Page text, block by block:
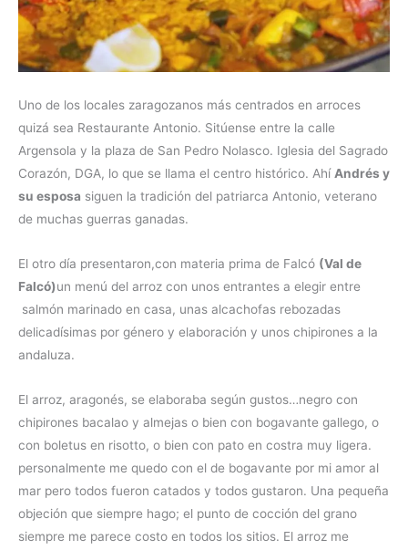
Uno de los locales zaragozanos más centrados en arroces
quizá sea Restaurante Antonio. Sitúense entre la calle
Argensola y la plaza de San Pedro Nolasco. Iglesia del Sagrado
Corazón, DGA, lo que se llama el centro histórico. Ahí Andrés y
su esposa siguen la tradición del patriarca Antonio, veterano
de muchas guerras ganadas.
El otro día presentaron,con materia prima de Falcó (Val de
Falcó)un menú del arroz con unos entrantes a elegir entre
salmón marinado en casa, unas alcachofas rebozadas
delicadísimas por género y elaboración y unos chipirones a la
andaluza.
El arroz, aragonés, se elaboraba según gustos…negro con
chipirones bacalao y almejas o bien con bogavante gallego, o
con boletus en risotto, o bien con pato en costra muy ligera.
personalmente me quedo con el de bogavante por mi amor al
mar pero todos fueron catados y todos gustaron. Una pequeña
objeción que siempre hago; el punto de cocción del grano
siempre me parece costo en todos los sitios. El arroz me